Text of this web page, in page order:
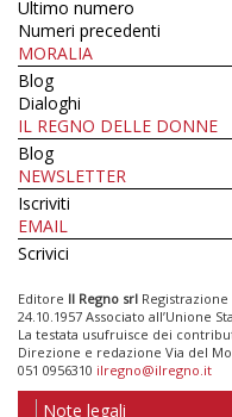
Ultimo numero
Numeri precedenti
MORALIA
Blog
Dialoghi
IL REGNO DELLE DONNE
Blog
NEWSLETTER
Iscriviti
EMAIL
Scrivici
Editore Il Regno srl
24.10.1957 Associato all’Unione
La testata usufruisce dei
Direzione e redazione Via del
051 0956310 ilregno@ilregno.it
Note legali